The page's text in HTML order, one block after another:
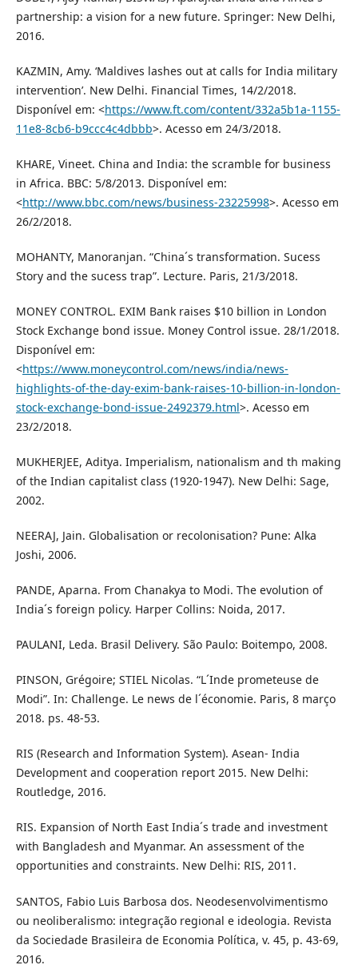
partnership: a vision for a new future. Springer: New Delhi,
2016.
KAZMIN, Amy. ‘Maldives lashes out at calls for India military
intervention’. New Delhi. Financial Times, 14/2/2018.
Disponível em: <https://www.ft.com/content/332a5b1a-1155-
11e8-8cb6-b9ccc4c4dbbb>. Acesso em 24/3/2018.
KHARE, Vineet. China and India: the scramble for business
in Africa. BBC: 5/8/2013. Disponível em:
<http://www.bbc.com/news/business-23225998>. Acesso em
26/2/2018.
MOHANTY, Manoranjan. “China´s transformation. Sucess
Story and the sucess trap”. Lecture. Paris, 21/3/2018.
MONEY CONTROL. EXIM Bank raises $10 billion in London
Stock Exchange bond issue. Money Control issue. 28/1/2018.
Disponível em:
<https://www.moneycontrol.com/news/india/news-
highlights-of-the-day-exim-bank-raises-10-billion-in-london-
stock-exchange-bond-issue-2492379.html>. Acesso em
23/2/2018.
MUKHERJEE, Aditya. Imperialism, nationalism and th making
of the Indian capitalist class (1920-1947). New Delhi: Sage,
2002.
NEERAJ, Jain. Globalisation or recolonisation? Pune: Alka
Joshi, 2006.
PANDE, Aparna. From Chanakya to Modi. The evolution of
India´s foreign policy. Harper Collins: Noida, 2017.
PAULANI, Leda. Brasil Delivery. São Paulo: Boitempo, 2008.
PINSON, Grégoire; STIEL Nicolas. “L´Inde prometeuse de
Modi”. In: Challenge. Le news de l´économie. Paris, 8 março
2018. ps. 48-53.
RIS (Research and Information System). Asean- India
Development and cooperation report 2015. New Delhi:
Routledge, 2016.
RIS. Expansion of North East India´s trade and investment
with Bangladesh and Myanmar. An assessment of the
opportunities and constraints. New Delhi: RIS, 2011.
SANTOS, Fabio Luis Barbosa dos. Neodesenvolvimentismo
ou neoliberalismo: integração regional e ideologia. Revista
da Sociedade Brasileira de Economia Política, v. 45, p. 43-69,
2016.